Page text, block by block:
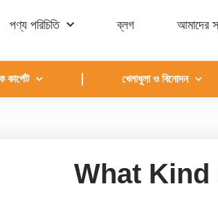
পণ্য পরিচিতি ব্লগ আমাদের
কার্পেট খেলাধুলা ও বিনোদন
What